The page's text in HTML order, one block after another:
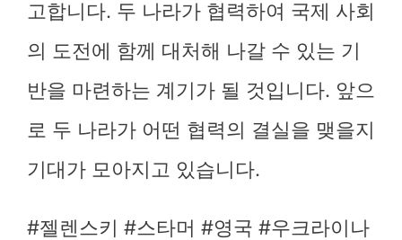
고합니다. 두 나라가 협력하여 국제 사회
의 도전에 함께 대처해 나갈 수 있는 기
반을 마련하는 계기가 될 것입니다. 앞으
로 두 나라가 어떤 협력의 결실을 맺을지
기대가 모아지고 있습니다.
#젤렌스키 #스타머 #영국 #우크라이나